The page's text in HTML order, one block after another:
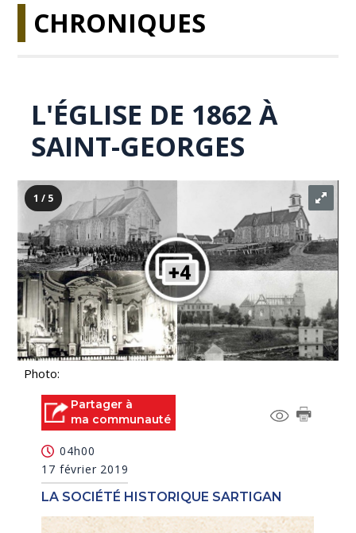
CHRONIQUES
L'ÉGLISE DE 1862 À
SAINT-GEORGES
1 / 5
Photo:
Partager à
ma communauté
04h00
17 février 2019
LA SOCIÉTÉ HISTORIQUE SARTIGAN